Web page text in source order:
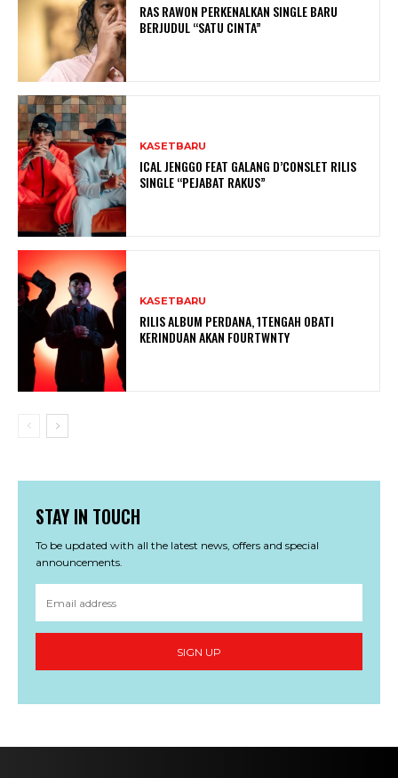
RAS RAWON PERKENALKAN SINGLE BARU
BERJUDUL “SATU CINTA”
KASETBARU
ICAL JENGGO FEAT GALANG D’CONSLET RILIS
SINGLE “PEJABAT RAKUS”
KASETBARU
RILIS ALBUM PERDANA, 1TENGAH OBATI
KERINDUAN AKAN FOURTWNTY
STAY IN TOUCH
To be updated with all the latest news, offers and special
announcements.
SIGN UP